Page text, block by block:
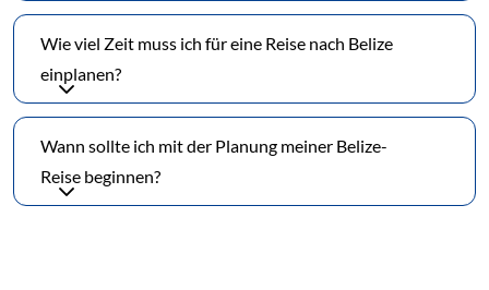
Wie viel Zeit muss ich für eine Reise nach Belize
einplanen?
Wann sollte ich mit der Planung meiner Belize-
Reise beginnen?